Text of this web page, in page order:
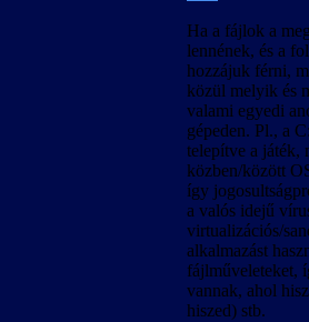
Ha a fájlok a
lennének, és a
hozzájuk férni,
közül melyik és
valami egyedi
gépeden. Pl., a
telepítve a játék,
közben/között
így
a valós idejű
virtualizációs/
alkalmazást
fájlműveleteket,
vannak, ahol
hiszed) stb.